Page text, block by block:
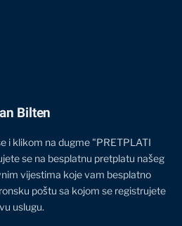
Bilten
i klikom na dugme "PRETPLATI
se na besplatnu pretplatu našeg
vijestima koje vam besplatno
poštu sa kojom se registrujete
uslugu.